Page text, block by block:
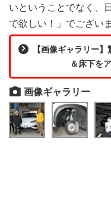
いということでなく、
で欲しい！」でございま
【画像ギャラリー
＆床下を
画像ギャラリー